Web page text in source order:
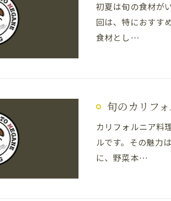
初夏は旬の食材が
回は、特におすす
食材とし…
旬のカリフ
カリフォルニア料
ルです。その魅力
に、野菜本…